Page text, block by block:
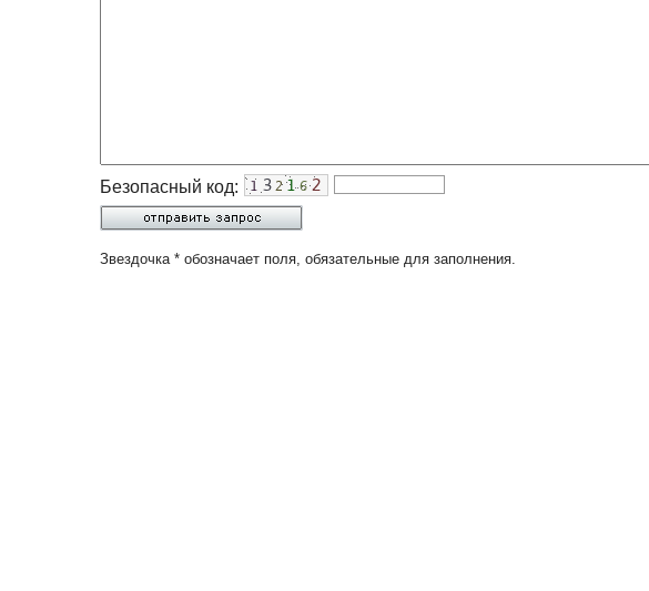
Безопасный код:
Звездочка * обозначает поля, обязательные для заполнения.